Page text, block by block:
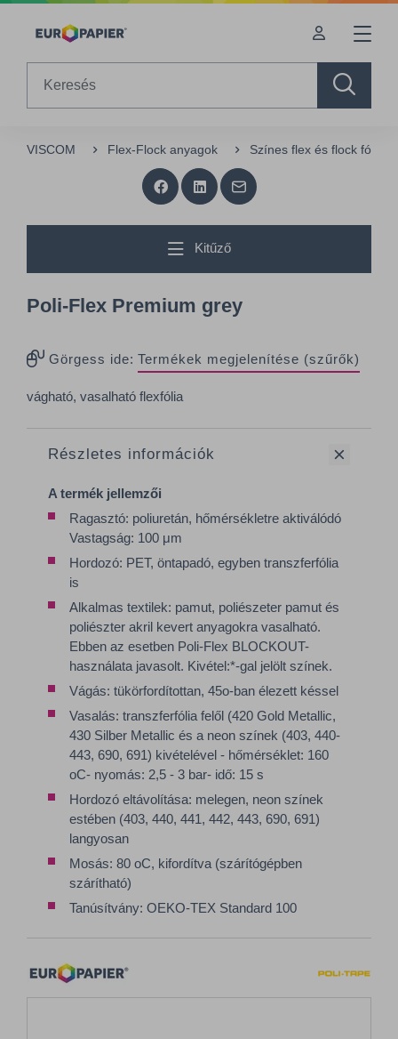
Table Of Content
VISCOM Flex-Flock anyagok Színes flex és flock fóliák
Kitűző
Poli-Flex Premium grey
Görgess ide: Termékek megjelenítése (szűrők)
vágható, vasalható flexfólia
Részletes információk
A termék jellemzői
Ragasztó: poliuretán, hőmérsékletre aktiválódó
Vastagság: 100 μm
Hordozó: PET, öntapadó, egyben transzferfólia
is
Alkalmas textilek: pamut, poliészeter pamut és
poliészter akril kevert anyagokra vasalható.
Ebben az esetben Poli-Flex BLOCKOUT-
használata javasolt. Kivétel:*-gal jelölt színek.
Vágás: tükörfordítottan, 45o-ban élezett késsel
Vasalás: transzferfólia felől (420 Gold Metallic,
430 Silber Metallic és a neon színek (403, 440-
443, 690, 691) kivételével - hőmérséklet: 160
oC- nyomás: 2,5 - 3 bar- idő: 15 s
Hordozó eltávolítása: melegen, neon színek
estében (403, 440, 441, 442, 443, 690, 691)
langyosan
Mosás: 80 oC, kifordítva (szárítógépben
szárítható)
Tanúsítvány: OEKO-TEX Standard 100